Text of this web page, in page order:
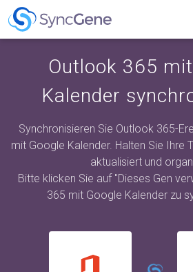
Outlook 365
Kalender
Synchronisieren Sie Outlook 365-
mit Google Kalender. Halten Sie Ihre
aktualisiert und
Bitte klicken Sie auf "Dieses Gen
365 mit Google Kalender zu